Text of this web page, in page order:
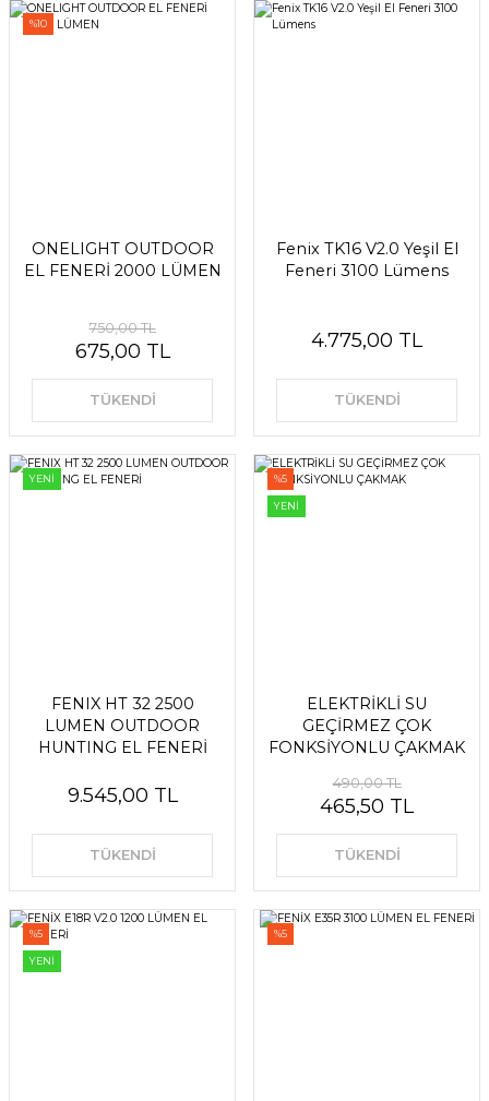
%10
ONELIGHT OUTDOOR
EL FENERİ 2000 LÜMEN
750,00 TL
675,00 TL
TÜKENDİ
Fenix TK16 V2.0 Yeşil El
Feneri 3100 Lümens
4.775,00 TL
TÜKENDİ
YENİ
FENIX HT 32 2500
LUMEN OUTDOOR
HUNTING EL FENERİ
9.545,00 TL
TÜKENDİ
%5
YENİ
ELEKTRİKLİ SU
GEÇİRMEZ ÇOK
FONKSİYONLU ÇAKMAK
490,00 TL
465,50 TL
TÜKENDİ
%5
YENİ
%5